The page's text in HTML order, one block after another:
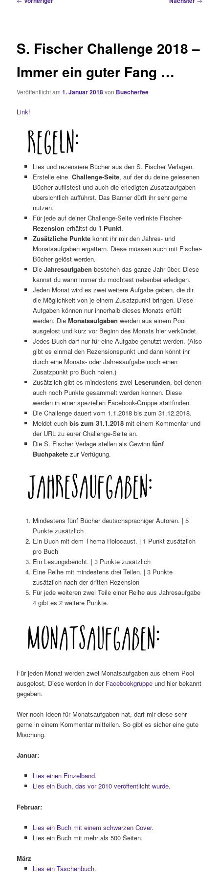
S. Fischer Challenge 2018 –
Immer ein guter Fang …
Veröffentlicht am1. Januar 2018von Buecherfee
Link!
Lies und rezensiere Bücher aus den S. Fischer Verlagen.
Erstelle eine Challenge-Seite, auf der du deine gelesenen
Bücher auflistest und auch die erledigten Zusatzaufgaben
übersichtlich aufführst. Das Banner dürft ihr sehr gerne
nutzen.
Für jede auf deiner Challenge-Seite verlinkte Fischer-
Rezension erhältst du 1 Punkt.
Zusätzliche Punktekönnt ihr mir den Jahres- und
Monatsaufgaben ergattern. Diese müssen auch mit Fischer-
Bücher gelöst werden.
Die Jahresaufgaben bestehen das ganze Jahr über. Diese
kannst du wann immer du möchtest nebenbei erledigen.
Jeden Monat wird es zwei weitere Aufgabe geben, die dir
die Möglichkeit von je einem Zusatzpunkt bringen. Diese
Aufgaben können nur innerhalb dieses Monats erfüllt
werden. Die Monatsaufgaben werden aus einem Pool
ausgelost und kurz vor Beginn des Monats hier verkündet.
Jedes Buch darf nur für eine Aufgabe genutzt werden. (Also
gibt es einmal den Rezensionspunkt und dann könnt ihr
durch eine Monats- oder Jahresaufgabe noch einen
Zusatzpunkt pro Buch holen.)
Zusätzlich gibt es mindestens zwei Leserunden, bei denen
auch noch Punkte gesammelt werden können. Diese
werden in einer speziellen Facebook-Gruppe stattfinden.
Die Challenge dauert vom 1.1.2018 bis zum 31.12.2018.
Meldet euch bis zum 31.1.2018mit einem Kommentar und
der URL zu eurer Challenge-Seite an.
Die S. Fischer Verlage stellen als Gewinn fünf
Buchpaketezur Verfügung.
Mindestens fünf Bücher deutschsprachiger Autoren. | 5
Punkte zusätzlich
Ein Buch mit dem Thema Holocaust. | 1 Punkt zusätzlich
pro Buch
Ein Lesungsbericht. | 3 Punkte zusätzlich
Eine Reihe mit mindestens drei Teilen. | 3 Punkte
zusätzlich nach der dritten Rezension
Für jede weiteren zwei Teile einer Reihe aus Jahresaufgabe
4 gibt es 2 weitere Punkte.
Für jeden Monat werden zwei Monatsaufgaben aus einem Pool
ausgelost. Diese werden in der Facebookgruppe und hier bekannt
gegeben.
Wer noch Ideen für Monatsaufgaben hat, darf mir diese sehr
gerne in einem Kommentar mitteilen. So gibt es sicher eine gute
Mischung.
Januar:
Lies einen Einzelband.
Lies ein Buch, das vor 2010 veröffentlicht wurde.
Februar:
Lies ein Buch mit einem schwarzen Cover.
Lies ein Buch mit mehr als 500 Seiten.
März
Lies ein Taschenbuch.